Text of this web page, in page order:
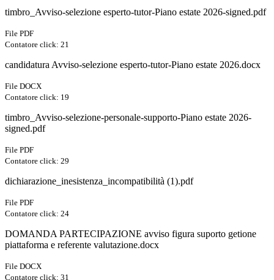
timbro_Avviso-selezione esperto-tutor-Piano estate 2026-signed.pdf
File PDF
Contatore click: 21
candidatura Avviso-selezione esperto-tutor-Piano estate 2026.docx
File DOCX
Contatore click: 19
timbro_Avviso-selezione-personale-supporto-Piano estate 2026-
signed.pdf
File PDF
Contatore click: 29
dichiarazione_inesistenza_incompatibilità (1).pdf
File PDF
Contatore click: 24
DOMANDA PARTECIPAZIONE avviso figura suporto getione
piattaforma e referente valutazione.docx
File DOCX
Contatore click: 31